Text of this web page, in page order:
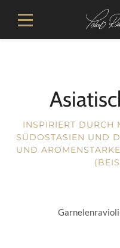
INSPIRIERT DURCH
SÜDOSTASIEN UND
UND